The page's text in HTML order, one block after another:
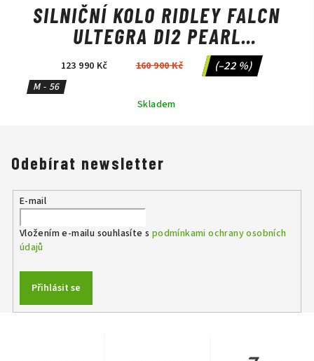
SILNIČNÍ KOLO RIDLEY FALCN
ULTEGRA DI2 PEARL
WHITE/SILVER/BLACK
123 990 Kč 160 900 Kč (–22 %)
M - 56
Skladem
Odebírat newsletter
E-mail
Vložením e-mailu souhlasíte s podmínkami ochrany osobních
údajů
Přihlásit se